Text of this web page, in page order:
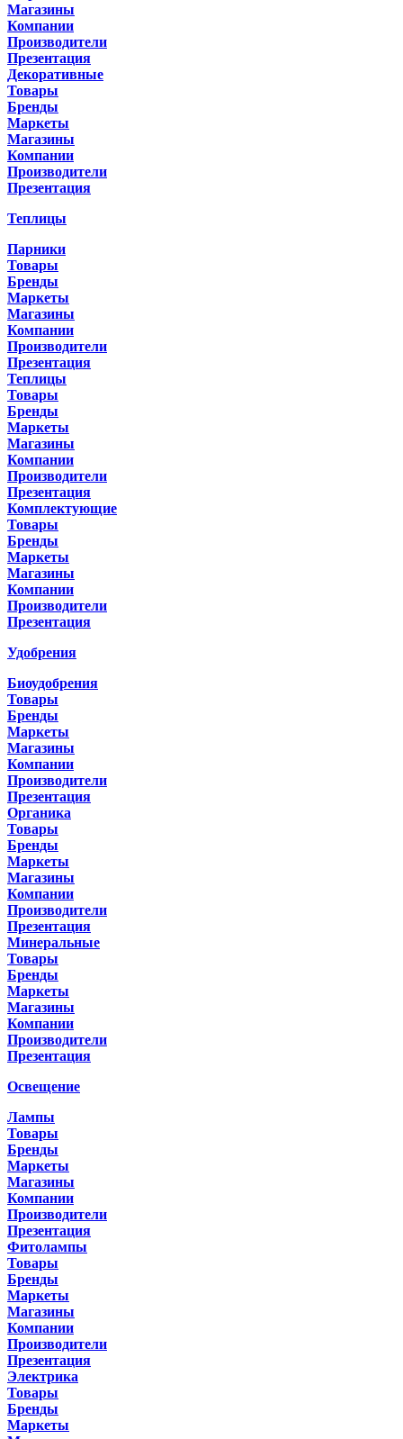
Магазины
Компании
Производители
Презентация
Декоративные
Товары
Бренды
Маркеты
Магазины
Компании
Производители
Презентация
Теплицы
Парники
Товары
Бренды
Маркеты
Магазины
Компании
Производители
Презентация
Теплицы
Товары
Бренды
Маркеты
Магазины
Компании
Производители
Презентация
Комплектующие
Товары
Бренды
Маркеты
Магазины
Компании
Производители
Презентация
Удобрения
Биоудобрения
Товары
Бренды
Маркеты
Магазины
Компании
Производители
Презентация
Органика
Товары
Бренды
Маркеты
Магазины
Компании
Производители
Презентация
Минеральные
Товары
Бренды
Маркеты
Магазины
Компании
Производители
Презентация
Освещение
Лампы
Товары
Бренды
Маркеты
Магазины
Компании
Производители
Презентация
Фитолампы
Товары
Бренды
Маркеты
Магазины
Компании
Производители
Презентация
Электрика
Товары
Бренды
Маркеты